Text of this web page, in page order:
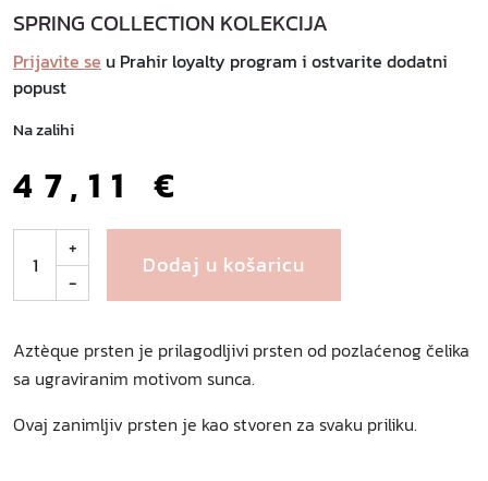
SPRING COLLECTION KOLEKCIJA
Prijavite se u Prahir loyalty program i ostvarite dodatni
popust
Na zalihi
47,11€
t
q
u
p
+
-
Dodaj u košaricu
Aztèque prsten je prilagodljivi prsten od pozlaćenog čelika
sa ugraviranim motivom sunca.
Ovaj zanimljiv prsten je kao stvoren za svaku priliku.